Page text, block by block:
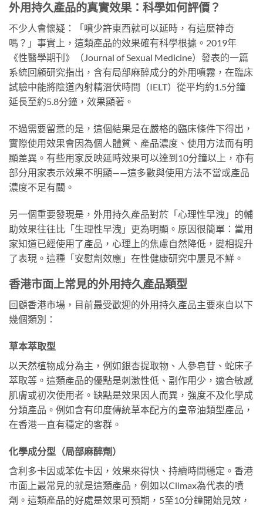
外用持久產品的真實效果：科學如何評價？
不少人會懷疑：「噴少許東西就可以延時，有這麼神奇
嗎？」事實上，這類產品的效果確有科學根據。2019年
《性醫學期刊》（Journal of Sexual Medicine）發表的一篇
系統回顧研究指出，含有局部麻醉成分的外用噴霧，在臨床
試驗中能將陰道內射精潛伏時間（IELT）從平均約1.5分鐘
延長至約5.8分鐘，效果顯著。
不過需要留意的是，這個結果是在嚴格的臨床條件下得出，
實際使用效果會因為個人體質、產品濃度、使用方法而有明
顯差異。有些用家反映延時效果可以達到10分鐘以上，亦有
部分用家表示效果不明顯——這多數與使用方法不當或產品
濃度不足有關。
另一個重要發現是，外用持久產品對於「心理性早洩」的輔
助效果往往比「生理性早洩」更為明顯。原因很簡單：當用
家知道已經使用了產品，心理上的焦慮自然降低，變相提升
了表現。這種「安慰劑效應」在性健康研究中屢見不鮮。
香港市面上常見的外用持久產品類型
回顧香港市場，目前最受歡迎的外用持久產品主要來自以下
幾個類別：
草本萃取型
以天然植物成分為主，例如銀杏提取物、人參皂苷、蛇床子
萃取等。這類產品的優點是刺激性低、副作用少，適合敏感
肌膚或初次使用者。缺點是效果因人而異，強度不及化學成
分類產品。例如含有印度傳統草本配方的皇帝油類型產品，
在香港一直有穩定的客群。
化學成分型（局部麻醉劑）
含利多卡因或苯佐卡因，效果來得快、持續時間穩定。香港
市面上最常見的就是這類產品，例如以Climax為代表的噴
劑。這類產品的好處是效果可預期，5至10分鐘開始見效，